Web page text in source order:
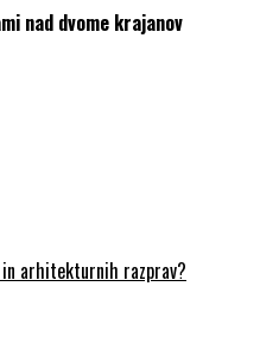
nad dvome krajanov
arhitekturnih razprav?